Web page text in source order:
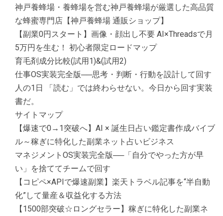
神戸養蜂場・養蜂場を営む神戸養蜂場が厳選した高品質
な蜂蜜専門店【神戸養蜂場 通販ショップ】
【副業0円スタート】画像・顔出し不要 AI×Threadsで月
5万円を生む！ 初心者限定ロードマップ
育毛剤成分比較(試用1)&(試用2)
仕事OS実装完全版──思考・判断・行動を設計して回す
人の1日 「読む」では終わらせない。今日から回す実装
書だ。
サイトマップ
【爆速で0→1突破へ】AI × 誕生日占い鑑定書作成バイブ
ル～稼ぎに特化した副業ネット占いビジネス
マネジメントOS実装完全版──「自分でやった方が早
い」を捨ててチームで回す
【コピペ×APIで爆速副業】楽天トラベル記事を“半自動
化”して量産＆収益化する方法
【1500部突破☆ロングセラー】稼ぎに特化した副業ネ